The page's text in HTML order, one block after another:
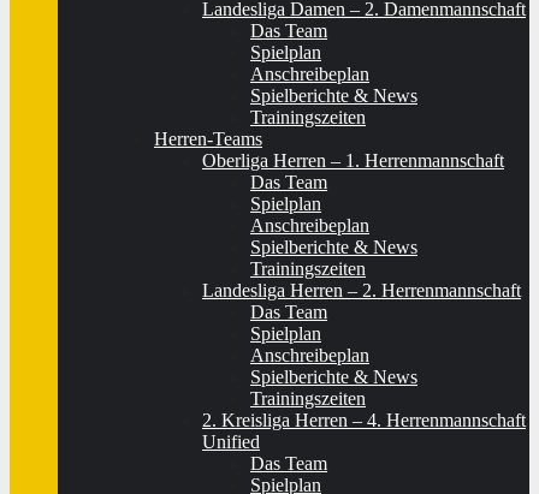
Landesliga Damen – 2. Damenmannschaft
Das Team
Spielplan
Anschreibeplan
Spielberichte & News
Trainingszeiten
Herren-Teams
Oberliga Herren – 1. Herrenmannschaft
Das Team
Spielplan
Anschreibeplan
Spielberichte & News
Trainingszeiten
Landesliga Herren – 2. Herrenmannschaft
Das Team
Spielplan
Anschreibeplan
Spielberichte & News
Trainingszeiten
2. Kreisliga Herren – 4. Herrenmannschaft
Unified
Das Team
Spielplan